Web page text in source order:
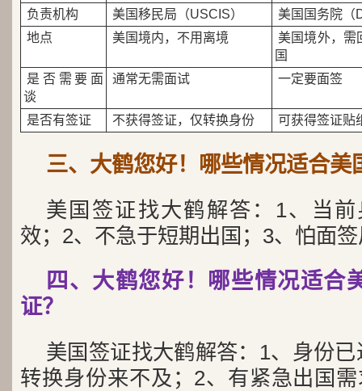
负责机构
美国移民局（USCIS）
美国国务院（
地点
美国境内，不用离境
美国境外，需
国
是否需要面
谈
通常无需面试 一定要面签
是否有签证 不获得签证，仅转换身份 可获得签证贴
三、大鹤您好！哪些情况适合美
美国签证找大鹤解答：1、当
效；2、不急于短期出国；3、怕面
四、大鹤您好！哪些情况适合
证？
美国签证找大鹤解答：1、身份
转换身份来不及；2、有紧急出国